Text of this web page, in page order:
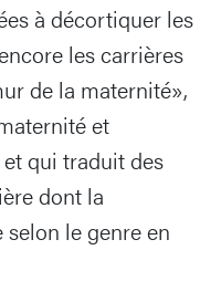
à décortiquer les
les carrières
de la maternité»,
et
qui traduit des
dont la
le genre en